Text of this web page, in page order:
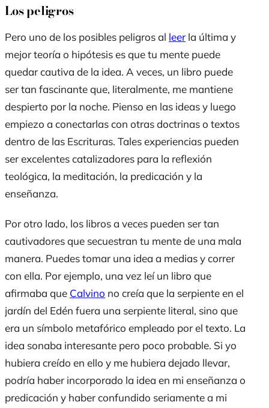
Los peligros
Pero uno de los posibles peligros al leer la última y
mejor teoría o hipótesis es que tu mente puede
quedar cautiva de la idea. A veces, un libro puede
ser tan fascinante que, literalmente, me mantiene
despierto por la noche. Pienso en las ideas y luego
empiezo a conectarlas con otras doctrinas o textos
dentro de las Escrituras. Tales experiencias pueden
ser excelentes catalizadores para la reflexión
teológica, la meditación, la predicación y la
enseñanza.
Por otro lado, los libros a veces pueden ser tan
cautivadores que secuestran tu mente de una mala
manera. Puedes tomar una idea a medias y correr
con ella. Por ejemplo, una vez leí un libro que
afirmaba que Calvino no creía que la serpiente en el
jardín del Edén fuera una serpiente literal, sino que
era un símbolo metafórico empleado por el texto. La
idea sonaba interesante pero poco probable. Si yo
hubiera creído en ello y me hubiera dejado llevar,
podría haber incorporado la idea en mi enseñanza o
predicación y haber confundido seriamente a mi